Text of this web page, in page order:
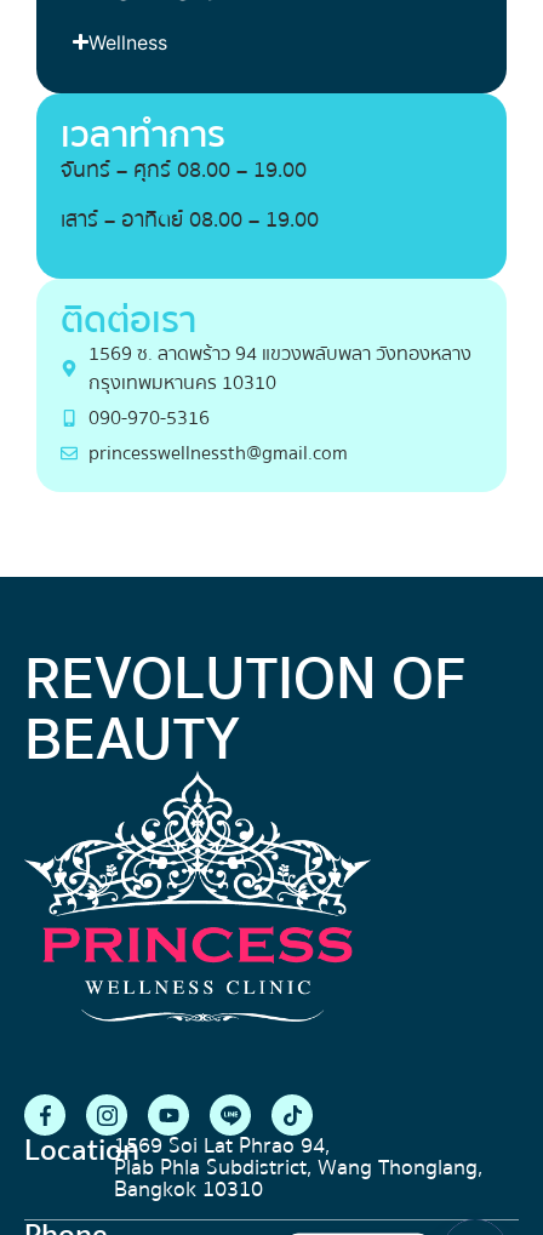
Wellness
เวลาทำการ
จันทร์ – ศุกร์ 08.00 – 19.00
เสาร์ – อาทิตย์ 08.00 – 19.00
ติดต่อเรา
1569 ซ. ลาดพร้าว 94 แขวงพลับพลา วังทองหลาง
กรุงเทพมหานคร 10310
090-970-5316
princesswellnessth@gmail.com
REVOLUTION OF
BEAUTY
Location1569 Soi Lat Phrao 94,
Plab Phla Subdistrict, Wang Thonglang,
Bangkok 10310